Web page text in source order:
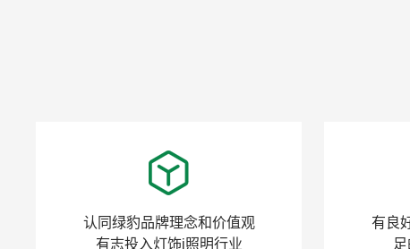
认同绿豹品牌理念和价值观
有志投入灯饰j照明行业
有良